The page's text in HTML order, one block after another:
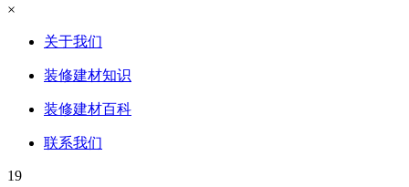
×
关于我们
装修建材知识
装修建材百科
联系我们
19